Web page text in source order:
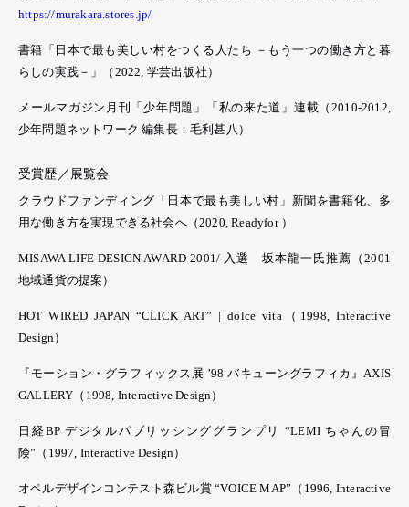
https://murakara.stores.jp/
書籍「日本で最も美しい村をつくる人たち －もう一つの働き方と暮
らしの実践－」（2022, 学芸出版社）
メールマガジン月刊「少年問題」「私の来た道」連載（2010-2012,
少年問題ネットワーク 編集長：毛利甚八）
受賞歴／展覧会
クラウドファンディング「日本で最も美しい村」新聞を書籍化、多
用な働き方を実現できる社会へ（2020, Readyfor ）
MISAWA LIFE DESIGN AWARD 2001/ 入選 坂本龍一氏推薦（2001
地域通貨の提案）
HOT WIRED JAPAN “CLICK ART” | dolce vita（1998, Interactive
Design）
『モーション・グラフィックス展 ’98 バキューングラフィカ』AXIS
GALLERY（1998, Interactive Design）
日経BP デジタルパブリッシンググランプリ “LEMI ちゃんの冒
険”（1997, Interactive Design）
オペルデザインコンテスト森ビル賞 “VOICE MAP”（1996, Interactive